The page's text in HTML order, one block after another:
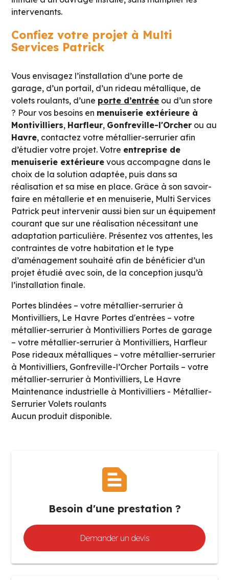
intervenants.
Confiez votre projet à Multi
Services Patrick
Vous envisagez l’installation d’une porte de
garage, d’un portail, d’un rideau métallique, de
volets roulants, d’une porte d’entrée ou d’un store
? Pour vos besoins en menuiserie extérieure à
Montivilliers, Harfleur, Gonfreville-l'Orcher ou au
Havre, contactez votre métallier-serrurier afin
d’étudier votre projet. Votre entreprise de
menuiserie extérieure vous accompagne dans le
choix de la solution adaptée, puis dans sa
réalisation et sa mise en place. Grâce à son savoir-
faire en métallerie et en menuiserie, Multi Services
Patrick peut intervenir aussi bien sur un équipement
courant que sur une réalisation nécessitant une
adaptation particulière. Présentez vos attentes, les
contraintes de votre habitation et le type
d’aménagement souhaité afin de bénéficier d’un
projet étudié avec soin, de la conception jusqu’à
l’installation finale.
Portes blindées – votre métallier-serrurier à
Montivilliers, Le Havre Portes d'entrées – votre
métallier-serrurier à Montivilliers Portes de garage
– votre métallier-serrurier à Montivilliers, Harfleur
Pose rideaux métalliques – votre métallier-serrurier
à Montivilliers, Gonfreville-l’Orcher Portails – votre
métallier-serrurier à Montivilliers, Le Havre
Maintenance industrielle à Montivilliers - Métallier-
SerrurierVolets roulants
Aucun produit disponible.
text_snippet
Besoin d'une prestation ?
Demander un devis